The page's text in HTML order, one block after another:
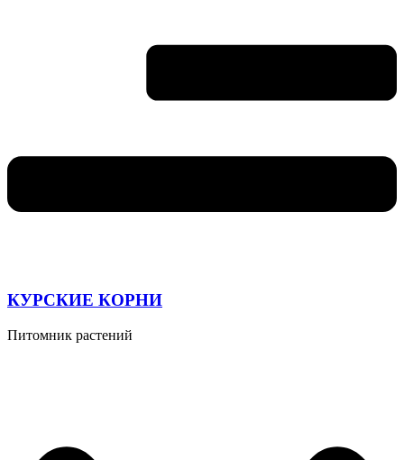
КУРСКИЕ КОРНИ
Питомник растений